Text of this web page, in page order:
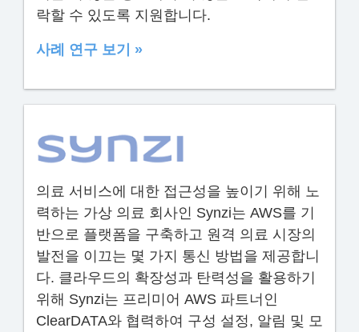
락할 수 있도록 지원합니다.
사례 연구 보기 »
의료 서비스에 대한 접근성을 높이기 위해 노
력하는 가상 의료 회사인 Synzi는 AWS를 기
반으로 플랫폼을 구축하고 원격 의료 시장의
발전을 이끄는 몇 가지 통신 방법을 제공합니
다. 클라우드의 확장성과 탄력성을 활용하기
위해 Synzi는 프리미어 AWS 파트너인
ClearDATA와 협력하여 구성 설정, 알림 및 모